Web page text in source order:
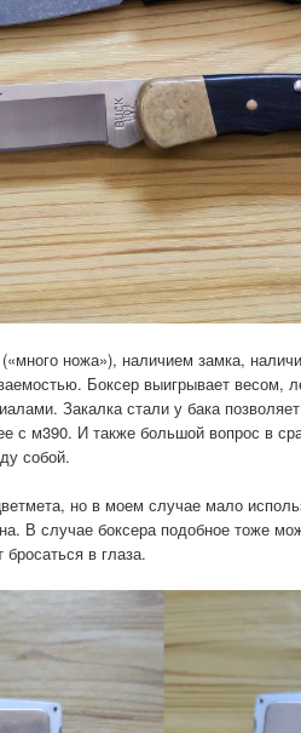
ножа»), наличием замка,
Боксер выигрывает весом,
Закалка стали у бака
с м390. И также большой вопрос в
собой.
но в моем случае мало
В случае боксера подобное тоже
бросаться в глаза.